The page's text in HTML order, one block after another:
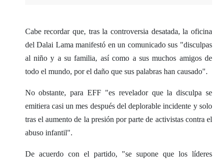
Cabe recordar que, tras la controversia desatada, la oficina
del Dalai Lama manifestó en un comunicado sus "disculpas
al niño y a su familia, así como a sus muchos amigos de
todo el mundo, por el daño que sus palabras han causado".
No obstante, para EFF "es revelador que la disculpa se
emitiera casi un mes después del deplorable incidente y solo
tras el aumento de la presión por parte de activistas contra el
abuso infantil".
De acuerdo con el partido, "se supone que los líderes